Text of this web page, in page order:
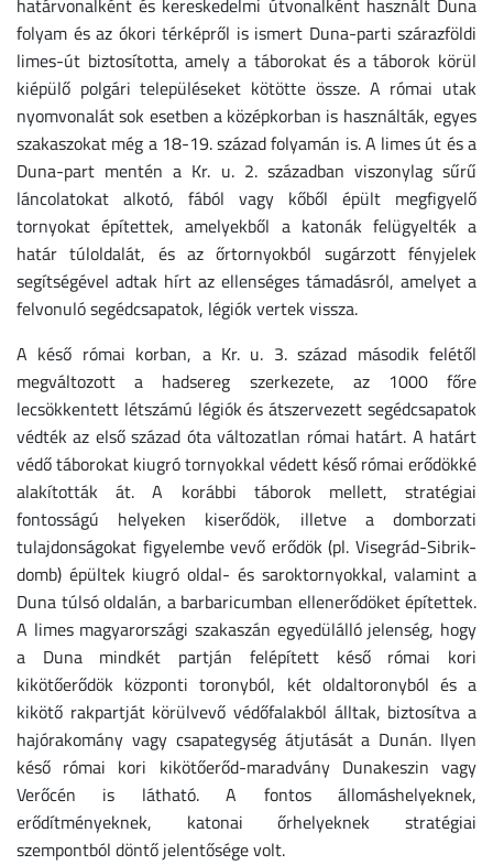
határvonalként és kereskedelmi útvonalként használt Duna
folyam és az ókori térképről is ismert Duna-parti szárazföldi
limes-út biztosította, amely a táborokat és a táborok körül
kiépülő polgári településeket kötötte össze. A római utak
nyomvonalát sok esetben a középkorban is használták, egyes
szakaszokat még a 18-19. század folyamán is. A limes út és a
Duna-part mentén a Kr. u. 2. században viszonylag sűrű
láncolatokat alkotó, fából vagy kőből épült megfigyelő
tornyokat építettek, amelyekből a katonák felügyelték a
határ túloldalát, és az őrtornyokból sugárzott fényjelek
segítségével adtak hírt az ellenséges támadásról, amelyet a
felvonuló segédcsapatok, légiók vertek vissza.
A késő római korban, a Kr. u. 3. század második felétől
megváltozott a hadsereg szerkezete, az 1000 főre
lecsökkentett létszámú légiók és átszervezett segédcsapatok
védték az első század óta változatlan római határt. A határt
védő táborokat kiugró tornyokkal védett késő római erődökké
alakították át. A korábbi táborok mellett, stratégiai
fontosságú helyeken kiserődök, illetve a domborzati
tulajdonságokat figyelembe vevő erődök (pl. Visegrád-Sibrik-
domb) épültek kiugró oldal- és saroktornyokkal, valamint a
Duna túlsó oldalán, a barbaricumban ellenerődöket építettek.
A limes magyarországi szakaszán egyedülálló jelenség, hogy
a Duna mindkét partján felépített késő római kori
kikötőerődök központi toronyból, két oldaltoronyból és a
kikötő rakpartját körülvevő védőfalakból álltak, biztosítva a
hajórakomány vagy csapategység átjutását a Dunán. Ilyen
késő római kori kikötőerőd-maradvány Dunakeszin vagy
Verőcén is látható. A fontos állomáshelyeknek,
erődítményeknek, katonai őrhelyeknek stratégiai
szempontból döntő jelentősége volt.